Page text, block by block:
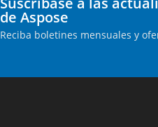
de Aspose
Reciba boletines mensuales y